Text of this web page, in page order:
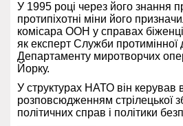
У 1995 році через його знання
протипіхотні міни його
комісара ООН у справах
як експерт Служби протимінної
Департаменту миротворчих
Йорку.
У структурах НАТО він керував
розповсюдженням стрілецької
політичних справ і політики